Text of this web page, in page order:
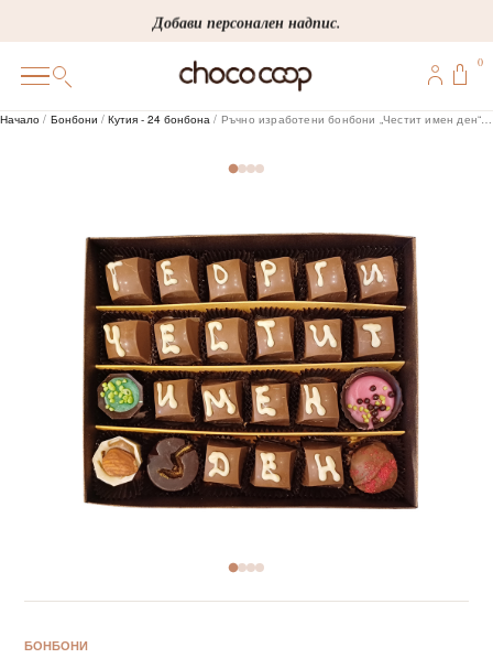
to
content
Добави персонален надпис.
КОРПОРАТИВНИ
ШОКОЛАДИ
БОНБОНИ
ВИНЕНА СЕЛЕКЦИЯ
За нас
0
Начало / Бонбони /Кутия - 24 бонбона / Ръчно изработени бонбони „Честит имен ден“ 24 бр.
БОНБОНИ